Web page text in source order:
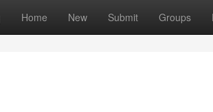
Home New Submit Groups